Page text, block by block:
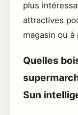
plus
attractives
magasin ou à
Quelles
Sun